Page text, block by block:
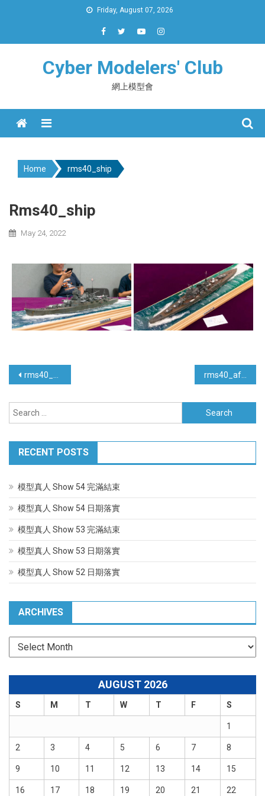
Friday, August 07, 2026
Cyber Modelers' Club
網上模型會
Menu
Home rms40_ship
Rms40_ship
May 24, 2022
Post
navigation
rms40_others rms40_afv
Search
for:
RECENT POSTS
模型真人 Show 54 完滿結束
模型真人 Show 54 日期落實
模型真人 Show 53 完滿結束
模型真人 Show 53 日期落實
模型真人 Show 52 日期落實
ARCHIVES
Archives
AUGUST 2026
S M T W T F S
1
2 3 4 5 6 7 8
9 10 11 12 13 14 15
16 17 18 19 20 21 22